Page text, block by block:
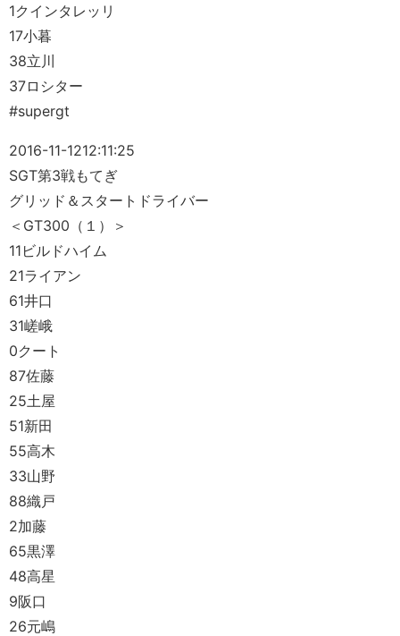
1クインタレッリ
17小暮
38立川
37ロシター
#supergt
2016-11-1212:11:25
SGT第3戦もてぎ
グリッド＆スタートドライバー
＜GT300（１）＞
11ビルドハイム
21ライアン
61井口
31嵯峨
0クート
87佐藤
25土屋
51新田
55高木
33山野
88織戸
2加藤
65黒澤
48高星
9阪口
26元嶋